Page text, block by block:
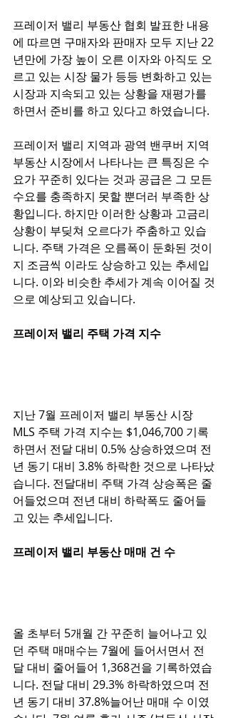
프레이저 밸리 부동산 협회 발표한 내용
에 따르면 구매자와 판매자 모두 지난 22
년만에 가장 높이 오른 이자와 아직도 오
르고 있는 시장 물가 등등 변화하고 있는
시장과 지속되고 있는 상황을 재평가를
하면서 준비를 하고 있다고 하였습니다.
프레이저 밸리 지역과 광역 밴쿠버 지역
부동산 시장에서 나타나는 큰 특징은 수
요가 꾸준히 있다는 것과 공급은 그 모든
수요를 충족하지 못할 뿐더러 부족한 상
황입니다. 하지만 이러한 상황과 고금리
상황이 부딪쳐 오르다가 주춤하고 있습
니다. 주택 가격은 오름폭이 둔화된 것이
지 조금씩 이라도 상승하고 있는 추세입
니다. 이와 비슷한 추세가 계속 이어질 것
으로 예상되고 있습니다.
프레이저 밸리 주택 가격 지수
지난 7월 프레이저 밸리 부동산 시장
MLS 주택 가격 지수는 $1,046,700 기록
하면서 전달 대비 0.5% 상승하였으며 전
년 동기 대비 3.8% 하락한 것으로 나타났
습니다. 전달대비 주택 가격 상승폭은 줄
어들었으며 전년 대비 하락폭도 줄어들
고 있는 추세입니다.
프레이저 밸리 부동산 매매 건 수
올 초부터 5개월 간 꾸준히 늘어나고 있
던 주택 매매수는 7월에 들어서면서 전
달 대비 줄어들어 1,368건을 기록하였습
니다. 전달 대비 29.3% 하락하였으며 전
년 동기 대비 37.8%늘어난 매매 수 이였